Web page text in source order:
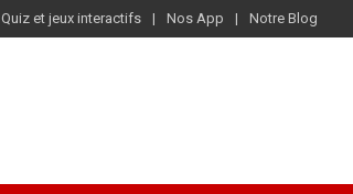
Quiz et jeux interactifs Nos App Notre Blog